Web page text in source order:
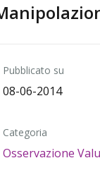
Pubblicato su
08-06-2014
Categoria
Osservazione